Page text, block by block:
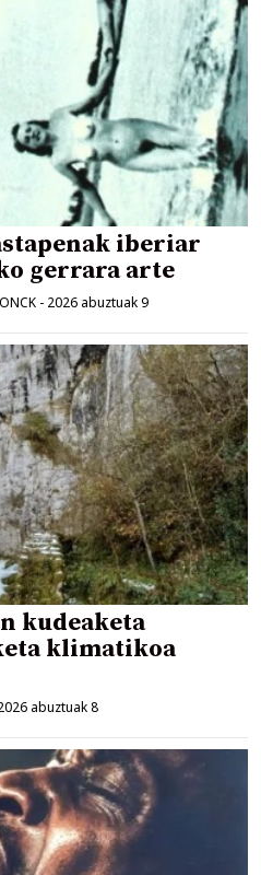
iberiar
gerrara arte
- 2026 abuztuak 9
kudeaketa
klimatikoa
abuztuak 8